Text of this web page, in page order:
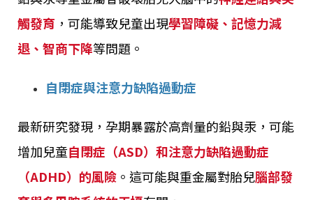
觸發育 ，可能導致兒童出現學習障礙、記憶力減
退、智商下降等問題。
自閉症與注意力缺陷過動症
最新研究發現，孕期暴露於高劑量的鉛與汞，可能
增加兒童自閉症（ASD）和注意力缺陷過動症
（ADHD）的風險 。這可能與重金屬對胎兒腦部發